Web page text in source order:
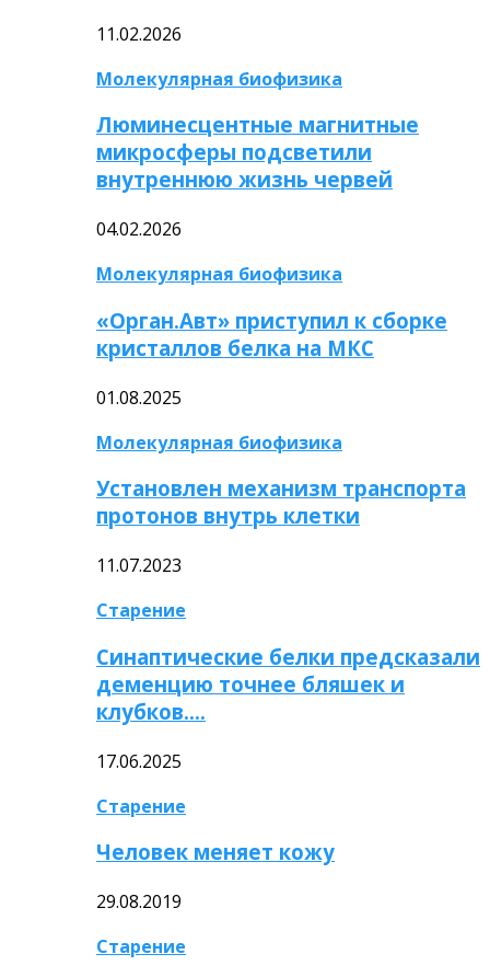
11.02.2026
Молекулярная биофизика
Люминесцентные магнитные
микросферы подсветили
внутреннюю жизнь червей
04.02.2026
Молекулярная биофизика
«Орган.Авт» приступил к сборке
кристаллов белка на МКС
01.08.2025
Молекулярная биофизика
Установлен механизм транспорта
протонов внутрь клетки
11.07.2023
Старение
Синаптические белки предсказали
деменцию точнее бляшек и
клубков….
17.06.2025
Старение
Человек меняет кожу
29.08.2019
Старение